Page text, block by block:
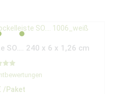
SO…. 240 x 6 x 1,26 cm
mit
/Paket